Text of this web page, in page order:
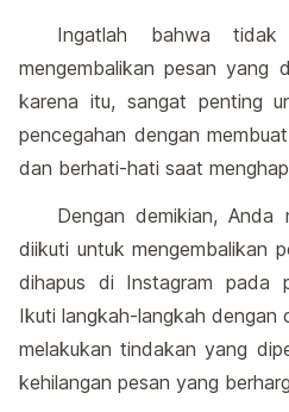
Ingatlah bahwa tidak
mengembalikan pesan yang
karena itu, sangat penting
pencegahan dengan
dan berhati-hati saat
Dengan demikian, Anda
diikuti untuk mengembalikan
dihapus di Instagram pada
Ikuti langkah-langkah dengan
melakukan tindakan yang
kehilangan pesan yang